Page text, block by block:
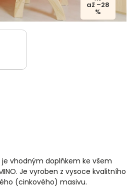
až –28
%
vhodným doplňkem ke všem
Je vyroben z vysoce kvalitního
(cinkového) masivu.